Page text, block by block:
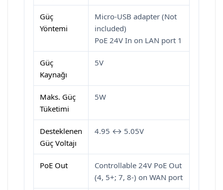
Güç
Yöntemi
Micro-USB adapter (Not
included)
PoE 24V In on LAN port 1
Güç
Kaynağı
5V
Maks. Güç
Tüketimi
5W
Desteklenen
Güç Voltajı
4.95 ↔ 5.05V
PoE Out
Controllable 24V PoE Out
(4, 5+; 7, 8-) on WAN port